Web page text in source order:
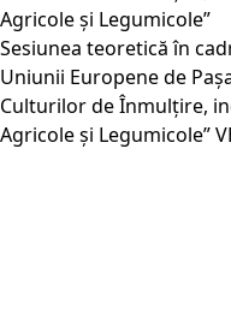
Sesiunea teoretică în
Uniunii Europene de
Culturilor de Înmulțire,
Agricole și Legumicole”